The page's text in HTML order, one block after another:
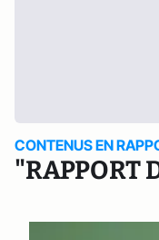
CONTENUS EN
"RAPPORT